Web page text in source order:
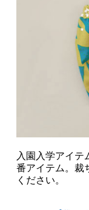
入園入学アイテ
番アイテム。裁
ください。